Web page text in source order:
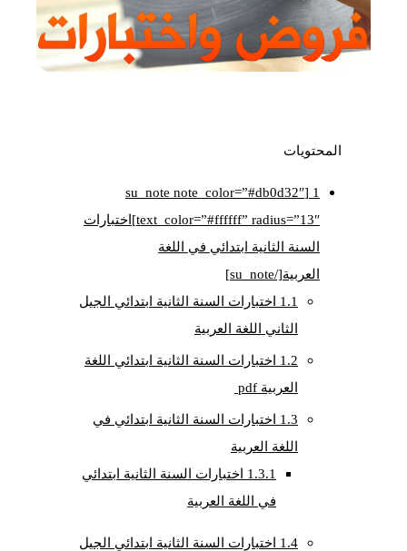
المحتويات
1
[su_note note_color=”#db0d32″
text_color=”#ffffff” radius=”13″]اختبارات
السنة الثانية ابتدائي في اللغة
العربية[/su_note]
1.1 اختبارات السنة الثانية ابتدائي الجيل
الثاني اللغة العربية
1.2 اختبارات السنة الثانية ابتدائي اللغة
العربية pdf
1.3 اختبارات السنة الثانية ابتدائي في
اللغة العربية
1.3.1 اختبارات السنة الثانية ابتدائي
في اللغة العربية
1.4 اختبارات السنة الثانية ابتدائي الجيل